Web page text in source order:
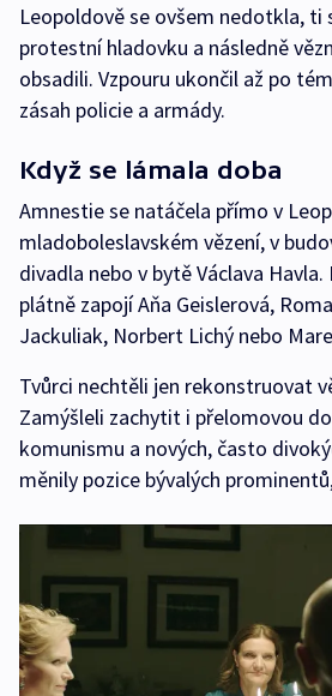
Leopoldově se ovšem nedotkla, ti
protestní hladovku a následně
obsadili. Vzpouru ukončil až po
zásah policie a armády.
Když se lámala doba
Amnestie se natáčela přímo v
mladoboleslavském vězení, v
divadla nebo v bytě Václava Havla.
plátně zapojí Aňa Geislerová,
Jackuliak, Norbert Lichý nebo
Tvůrci nechtěli jen rekonstruovat
Zamýšleli zachytit i přelomovou
komunismu a nových, často
měnily pozice bývalých